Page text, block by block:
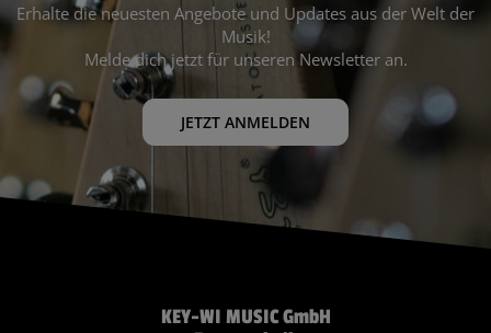
Erhalte die neuesten Angebote und Updates aus der Welt der
Musik!
Melde dich jetzt für unseren Newsletter an.
JETZT ANMELDEN
KEY-WI MUSIC GmbH